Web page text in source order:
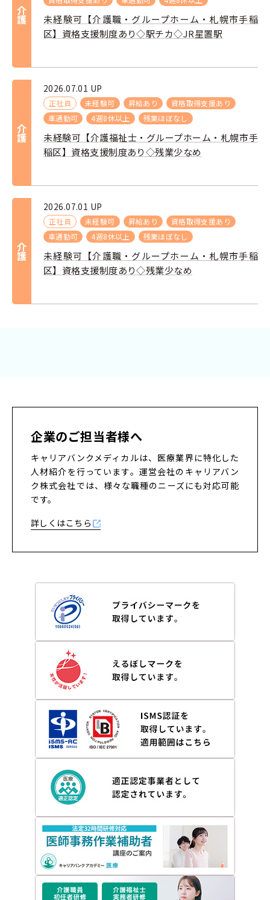
介護
未経験可【介護職・グループホーム・札幌市手稲
区】資格支援制度あり◇駅チカ◇JR星置駅
介護
2026.07.01 UP
正社員 未経験可 昇給あり
資格取得支援あり
車通勤可
4週8休以上 残業ほぼなし
未経験可【介護福祉士・グループホーム・札幌市手
稲区】資格支援制度あり◇残業少なめ
介護
2026.07.01 UP
正社員 未経験可 昇給あり
資格取得支援あり
車通勤可
4週8休以上 残業ほぼなし
未経験可【介護職・グループホーム・札幌市手稲
区】資格支援制度あり◇残業少なめ
企業のご担当者様へ
キャリアバンクメディカルは、医療業界に特化した
人材紹介を行っています。 運営会社のキャリアバン
ク株式会社では、様々な職種のニーズにも対応可能
です。
詳しくはこちら